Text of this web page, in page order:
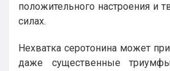
положительного настроения и
силах.
Нехватка серотонина может
даже существенные